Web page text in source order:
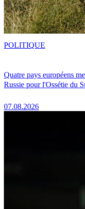
Quatre pays européens
Russie pour l'Ossétie du
07.08.2026
POLITIQUE